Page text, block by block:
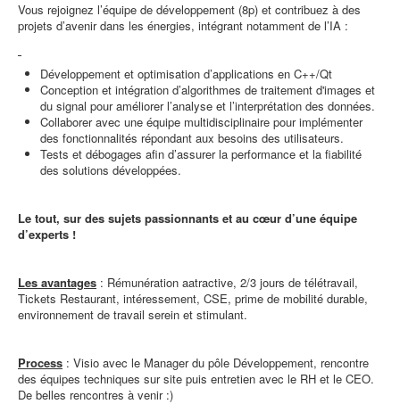
Vous rejoignez l’équipe de développement (8p) et contribuez à des
projets d’avenir dans les énergies, intégrant notamment de l’IA :
Développement et optimisation d’applications en C++/Qt
Conception et intégration d’algorithmes de traitement d'images et
du signal pour améliorer l’analyse et l’interprétation des données.
Collaborer avec une équipe multidisciplinaire pour implémenter
des fonctionnalités répondant aux besoins des utilisateurs.
Tests et débogages afin d’assurer la performance et la fiabilité
des solutions développées.
Le tout, sur des sujets passionnants et au cœur d’une équipe
d’experts !
Les avantages : Rémunération aatractive, 2/3 jours de télétravail,
Tickets Restaurant, intéressement, CSE, prime de mobilité durable,
environnement de travail serein et stimulant.
Process : Visio avec le Manager du pôle Développement, rencontre
des équipes techniques sur site puis entretien avec le RH et le CEO.
De belles rencontres à venir :)